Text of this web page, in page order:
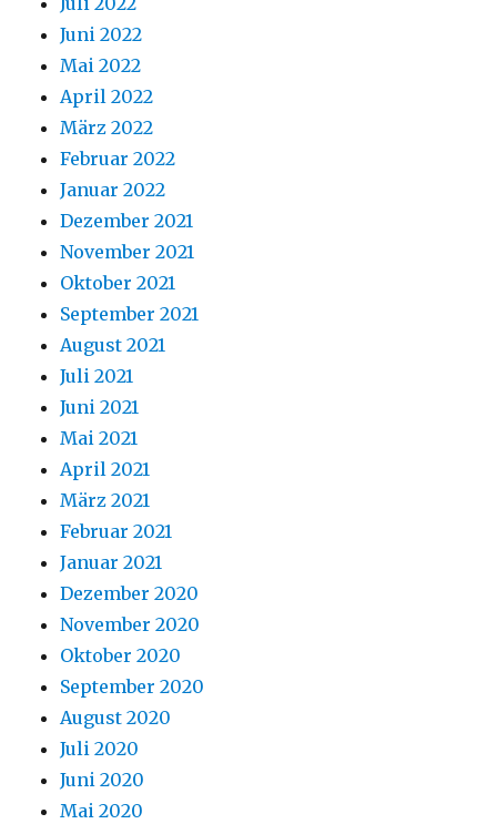
Juni 2022
Mai 2022
April 2022
März 2022
Februar 2022
Januar 2022
Dezember 2021
November 2021
Oktober 2021
September 2021
August 2021
Juli 2021
Juni 2021
Mai 2021
April 2021
März 2021
Februar 2021
Januar 2021
Dezember 2020
November 2020
Oktober 2020
September 2020
August 2020
Juli 2020
Juni 2020
Mai 2020